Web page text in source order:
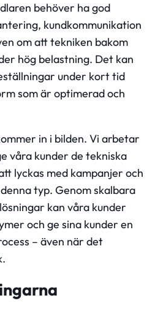
behöver ha god
kundkommunikation
om att tekniken bakom
hög belastning. Det kan
under kort tid
som är optimerad och
in i bilden. Vi arbetar
våra kunder de tekniska
lyckas med kampanjer och
typ. Genom skalbara
kan våra kunder
och ge sina kunder en
– även när det